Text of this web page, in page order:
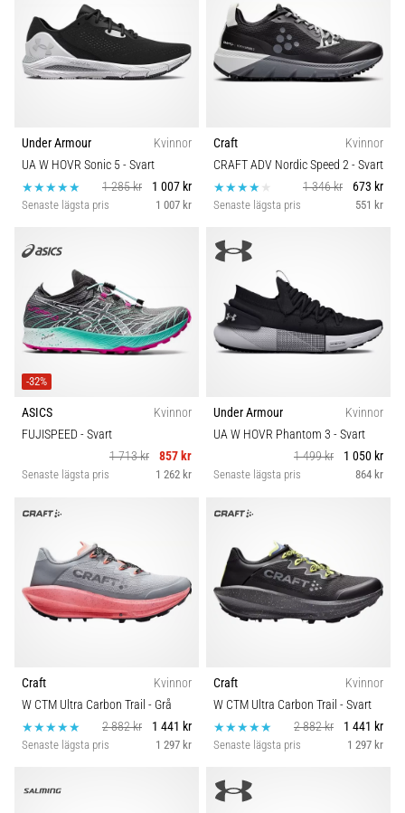
löpning
och
beeptest:
de
och
hur
genomförs
testar
shuttle
run
snabbhet,
och
riktningsförändringar.
Hur
det
var
det…
6. 8. 2026
Orsaker,
behandling
och
förebyggande
Typ av sko
Typ av löpning
Typ av spiksko
Hållbarhet
Säsong
Komfort och dämpning
Carbon
Under Armour
Kvinnor
UA W HOVR Sonic 5- Svart
1 285 kr
1 007 kr
Senaste lägsta pris 1 007 kr
Craft
Kvinnor
CRAFT ADV Nordic Speed 2- Svart
1 346 kr
673 kr
Senaste lägsta pris 551 kr
-32%
ASICS
Kvinnor
FUJISPEED - Svart
1 713 kr
857 kr
Senaste lägsta pris 1 262 kr
Under Armour
Kvinnor
UA W HOVR Phantom 3 - Svart
1 499 kr
1 050 kr
Senaste lägsta pris 864 kr
Craft
Kvinnor
W CTM Ultra Carbon Trail - Grå
2 882 kr
1 441 kr
Senaste lägsta pris 1 297 kr
Craft
Kvinnor
W CTM Ultra Carbon Trail - Svart
2 882 kr
1 441 kr
Senaste lägsta pris 1 297 kr